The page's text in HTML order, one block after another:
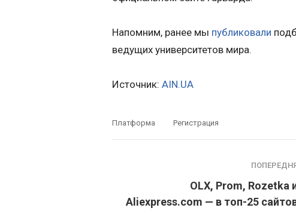
Напомним, ранее мы публиковали
ведущих университетов мира.
Источник: AIN.UA
Платформа Регистрация
OLX, Prom, Rozetka
Alieхpress.com — в топ-25